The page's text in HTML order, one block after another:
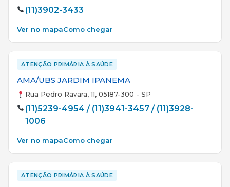
(11)3902-3433
Ver no mapaComo chegar
ATENÇÃO PRIMÁRIA À SAÚDE
AMA/UBS JARDIM IPANEMA
Rua Pedro Ravara, 11, 05187-300 - SP
(11)5239-4954 / (11)3941-3457 / (11)3928-
1006
Ver no mapaComo chegar
ATENÇÃO PRIMÁRIA À SAÚDE